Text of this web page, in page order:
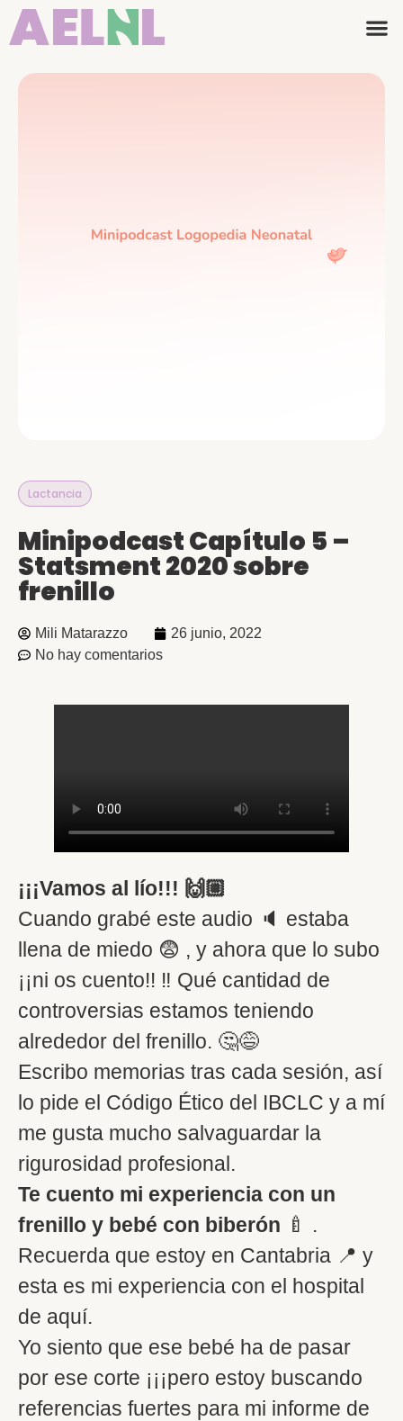
Lactancia
Minipodcast Capítulo 5 –
Statsment 2020 sobre
frenillo
Mili Matarazzo
26 junio, 2022
No hay comentarios
¡¡¡Vamos al lío!!! 🙌🏼
Cuando grabé este audio 🔈 estaba
llena de miedo 😨 , y ahora que lo subo
¡¡ni os cuento!! ‼️ Qué cantidad de
controversias estamos teniendo
alrededor del frenillo. 🤔😅
Escribo memorias tras cada sesión, así
lo pide el Código Ético del IBCLC y a mí
me gusta mucho salvaguardar la
rigurosidad profesional.
Te cuento mi experiencia con un
frenillo y bebé con biberón 🍼 .
Recuerda que estoy en Cantabria 📍 y
esta es mi experiencia con el hospital
de aquí.
Yo siento que ese bebé ha de pasar
por ese corte ¡¡¡pero estoy buscando
referencias fuertes para mi informe de